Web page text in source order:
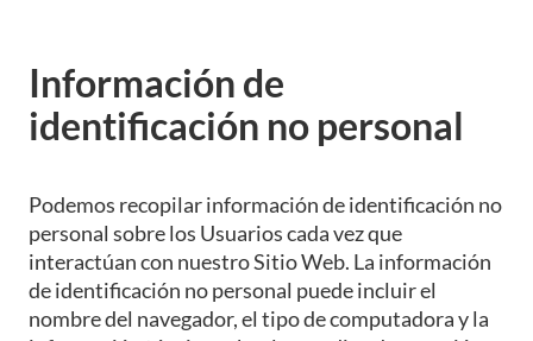
Información de
identificación no personal
Podemos recopilar información de identificación no
personal sobre los Usuarios cada vez que
interactúan con nuestro Sitio Web. La información
de identificación no personal puede incluir el
nombre del navegador, el tipo de computadora y la